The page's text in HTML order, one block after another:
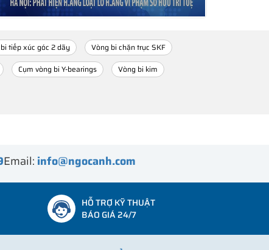
tiếp xúc góc 2 dãy
Vòng bi chặn trục SKF
Cụm vòng bi Y-bearings
Vòng bi kim
Email: info@ngocanh.com
HỖ TRỢ KỸ THUẬT
BÁO GIÁ 24/7